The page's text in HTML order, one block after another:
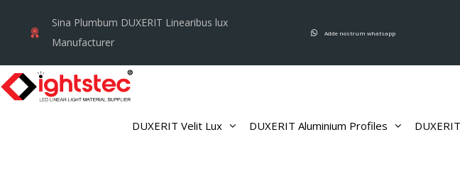
Sina Plumbum DUXERIT Linearibus lux
Manufacturer
Adde nostrum whatsapp
DUXERIT Velit Lux DUXERIT Aluminium Profiles